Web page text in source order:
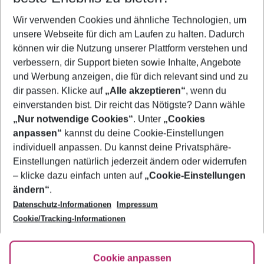
2 Erwachsene Keine Kinder
Mehr Filter anzeigen
Footer
Footer navigation
Über uns
AGB
Bestpreisgarantie
Cookie-Einstellungen ändern
Cookie-Richtlinie
Agenturbetreuung
Barrierefreies Reisen
FAQ
HanseMerkur Reiseversicherung
Folge uns
Wir verwenden Cookies und ähnliche Technologien, um
unsere Webseite für dich am Laufen zu halten. Dadurch
können wir die Nutzung unserer Plattform verstehen und
verbessern, dir Support bieten sowie Inhalte, Angebote
und Werbung anzeigen, die für dich relevant sind und zu
dir passen. Klicke auf „Alle akzeptieren“, wenn du
einverstanden bist. Dir reicht das Nötigste? Dann wähle
„Nur notwendige Cookies“. Unter „Cookies
anpassen“ kannst du deine Cookie-Einstellungen
individuell anpassen. Du kannst deine Privatsphäre-
Einstellungen natürlich jederzeit ändern oder widerrufen
– klicke dazu einfach unten auf „Cookie-Einstellungen
ändern“.
Datenschutz-Informationen
Impressum
Cookie/Tracking-Informationen
Cookie anpassen